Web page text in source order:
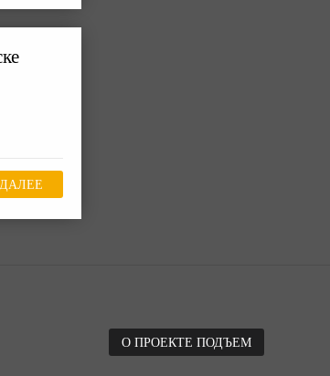
О ПРОЕКТЕ ПОДЪЕМ